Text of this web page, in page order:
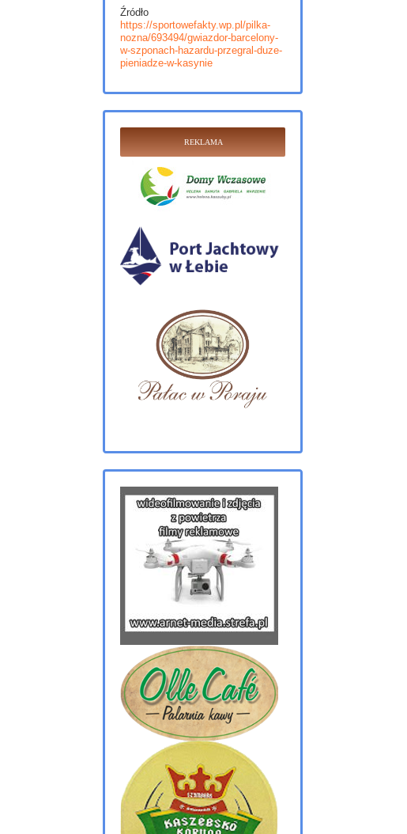
Źródło
https://sportowefakty.wp.pl/pilka-
nozna/693494/gwiazdor-barcelony-
w-szponach-hazardu-przegral-duze-
pieniadze-w-kasynie
REKLAMA